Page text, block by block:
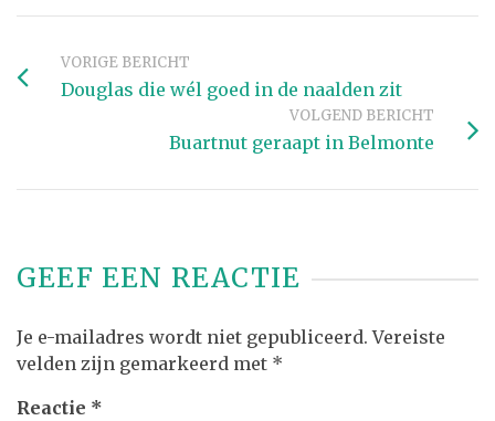
VORIGE BERICHT
Douglas die wél goed in de naalden zit
VOLGEND BERICHT
Buartnut geraapt in Belmonte
GEEF EEN REACTIE
Je e-mailadres wordt niet gepubliceerd. Vereiste
velden zijn gemarkeerd met *
Reactie *